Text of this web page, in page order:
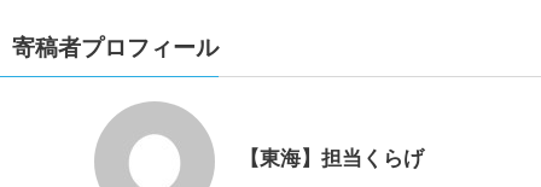
寄稿者プロフィール
【東海】担当くらげ